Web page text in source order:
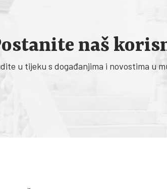
naš
u tijeku s događanjima i novostima u